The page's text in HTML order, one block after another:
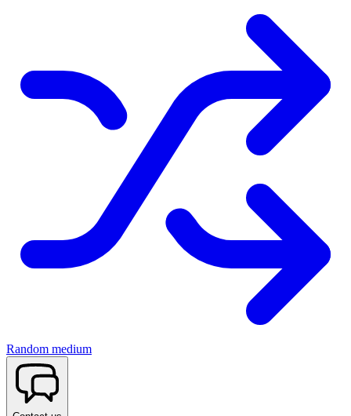
Random medium